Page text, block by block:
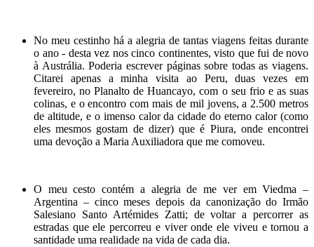
No meu cestinho há a alegria de tantas viagens feitas durante
o ano - desta vez nos cinco continentes, visto que fui de novo
à Austrália. Poderia escrever páginas sobre todas as viagens.
Citarei apenas a minha visita ao Peru, duas vezes em
fevereiro, no Planalto de Huancayo, com o seu frio e as suas
colinas, e o encontro com mais de mil jovens, a 2.500 metros
de altitude, e o imenso calor da cidade do eterno calor (como
eles mesmos gostam de dizer) que é Piura, onde encontrei
uma devoção a Maria Auxiliadora que me comoveu.
O meu cesto contém a alegria de me ver em Viedma –
Argentina – cinco meses depois da canonização do Irmão
Salesiano Santo Artémides Zatti; de voltar a percorrer as
estradas que ele percorreu e viver onde ele viveu e tornou a
santidade uma realidade na vida de cada dia.